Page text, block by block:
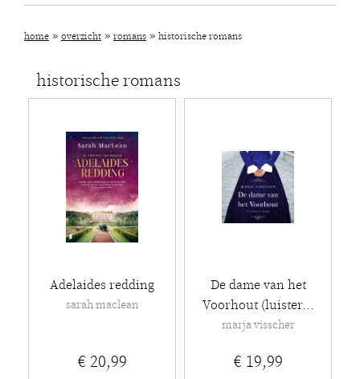
home » overzicht » romans » historische romans
historische romans
Adelaides redding
sarah maclean
€ 20,99
De dame van het
Voorhout (luister...
marja visscher
€ 19,99